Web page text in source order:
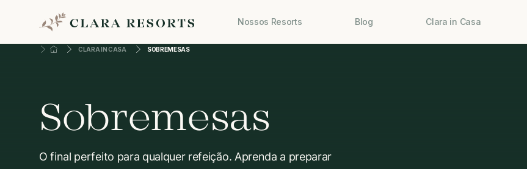
Nossos Resorts Blog Clara in Casa
CLARA IN CASA SOBREMESAS
Sobremesas
O final perfeito para qualquer refeição. Aprenda a preparar